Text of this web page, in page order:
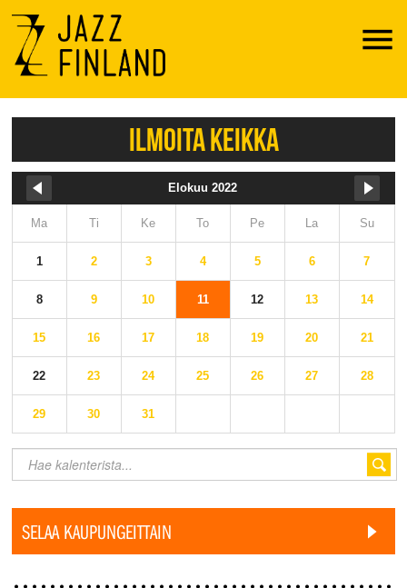
Menu
ILMOITA KEIKKA
Elokuu 2022
Ma Ti Ke To Pe La Su
1 2 3 4 5 6 7
8 9 10 11 12 13 14
15 16 17 18 19 20 21
22 23 24 25 26 27 28
29 30 31
SELAA KAUPUNGEITTAIN